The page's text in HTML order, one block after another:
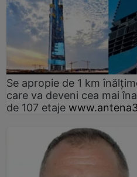
Se apropie de 1 km
care va deveni cea mai
de 107 etaje